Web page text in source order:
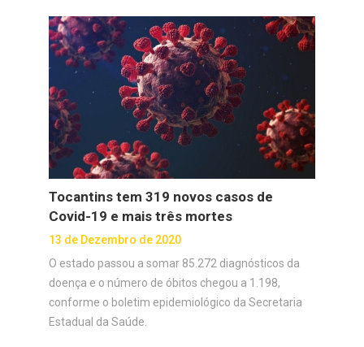
Tocantins tem 319 novos casos de
Covid-19 e mais três mortes
13 de Dezembro de 2020
O estado passou a somar 85.272 diagnósticos da
doença e o número de óbitos chegou a 1.198,
conforme o boletim epidemiológico da Secretaria
Estadual da Saúde.